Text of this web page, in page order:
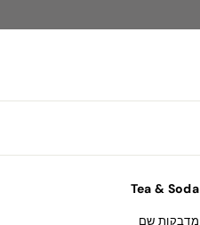
Tea & Soda
מדבקות שם